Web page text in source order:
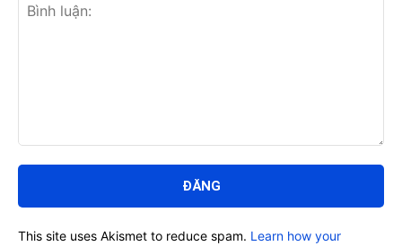
luận:
This site uses Akismet to reduce spam. Learn how your